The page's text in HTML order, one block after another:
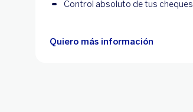
Control absoluto de tus cheques
Quiero más información